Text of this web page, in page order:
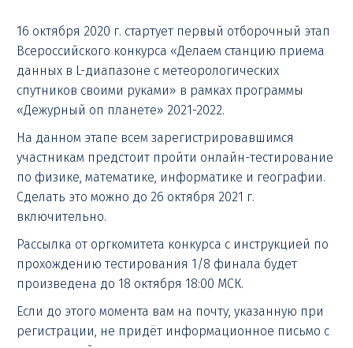
16 октября 2020 г. стартует первый отборочный этап
Всероссийского конкурса «Делаем станцию приема
данных в L-диапазоне с метеорологических
спутников своими руками» в рамках программы
«Дежурный оп планете» 2021-2022.
На данном этапе всем зарегистрировавшимся
участникам предстоит пройти онлайн-тестирование
по физике, математике, информатике и географии.
Сделать это можно до 26 октября 2021 г.
включительно.
Рассылка от оргкомитета конкурса с инструкцией по
прохождению тестирования 1/8 финала будет
произведена до 18 октября 18:00 МСК.
Если до этого момента вам на почту, указанную при
регистрации, не придёт информационное письмо с